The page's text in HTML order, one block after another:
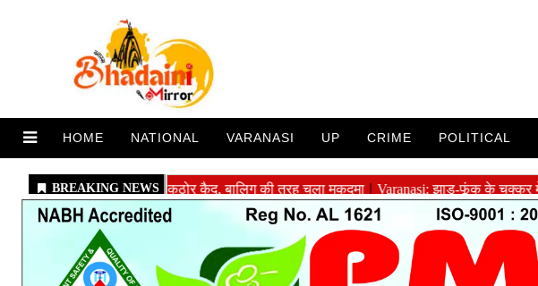
HOME NATIONAL VARANASI UP CRIME POLITICAL